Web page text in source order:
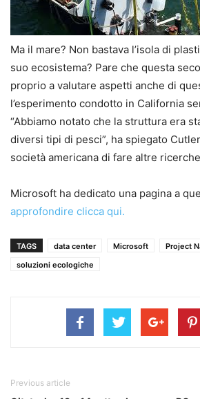
Ma il mare? Non bastava l’isola di
suo ecosistema? Pare che questa
proprio a valutare aspetti anche di
l’esperimento condotto in California
“Abbiamo notato che la struttura era
diversi tipi di pesci”, ha spiegato
società americana di fare altre
Microsoft ha dedicato una pagina a
approfondire clicca qui.
TAGS data center Microsoft
Project
soluzioni ecologiche
Previous article